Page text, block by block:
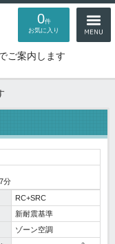
ご案内します
0件
お気に入り
分
RC+SRC
新耐震基準
ゾーン空調